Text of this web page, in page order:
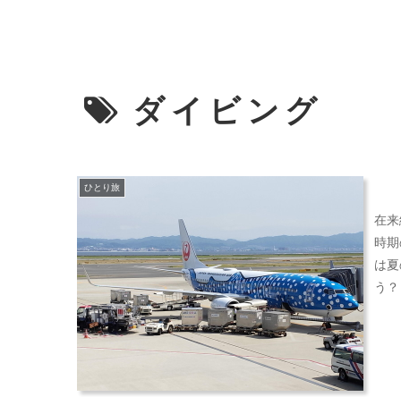
ダイビング
ひとり旅
在
時
は
う